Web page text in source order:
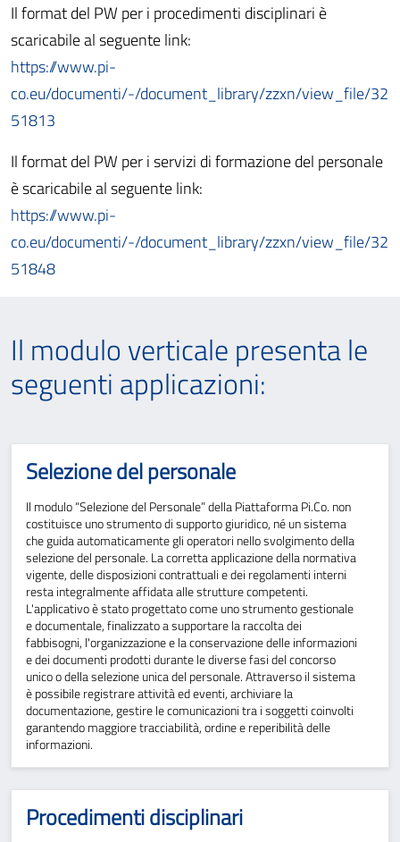
Il format del PW per i procedimenti disciplinari è
scaricabile al seguente link:
https://www.pi-
co.eu/documenti/-/document_library/zzxn/view_file/32
51813
Il format del PW per i servizi di formazione del personale
è scaricabile al seguente link:
https://www.pi-
co.eu/documenti/-/document_library/zzxn/view_file/32
51848
Il modulo verticale presenta le
seguenti applicazioni:
Selezione del personale
Il modulo “Selezione del Personale” della Piattaforma Pi.Co. non
costituisce uno strumento di supporto giuridico, né un sistema
che guida automaticamente gli operatori nello svolgimento della
selezione del personale. La corretta applicazione della normativa
vigente, delle disposizioni contrattuali e dei regolamenti interni
resta integralmente affidata alle strutture competenti.
L'applicativo è stato progettato come uno strumento gestionale
e documentale, finalizzato a supportare la raccolta dei
fabbisogni, l'organizzazione e la conservazione delle informazioni
e dei documenti prodotti durante le diverse fasi del concorso
unico o della selezione unica del personale. Attraverso il sistema
è possibile registrare attività ed eventi, archiviare la
documentazione, gestire le comunicazioni tra i soggetti coinvolti
garantendo maggiore tracciabilità, ordine e reperibilità delle
informazioni.
Procedimenti disciplinari